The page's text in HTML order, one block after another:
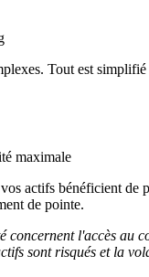
Tout est
maximale
actifs bénéficient de
de pointe.
concernent l'accès au
sont risqués et la